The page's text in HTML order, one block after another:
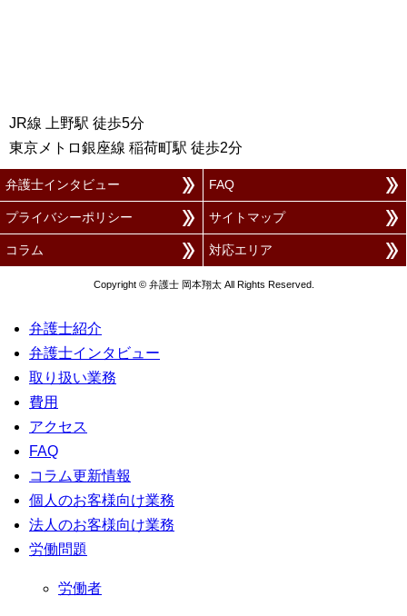
JR線 上野駅 徒歩5分
東京メトロ銀座線 稲荷町駅 徒歩2分
弁護士インタビュー FAQ
プライバシーポリシー サイトマップ
コラム 対応エリア
Copyright © 弁護士 岡本翔太 All Rights Reserved.
弁護士紹介
弁護士インタビュー
取り扱い業務
費用
アクセス
FAQ
コラム更新情報
個人のお客様向け業務
法人のお客様向け業務
労働問題
労働者